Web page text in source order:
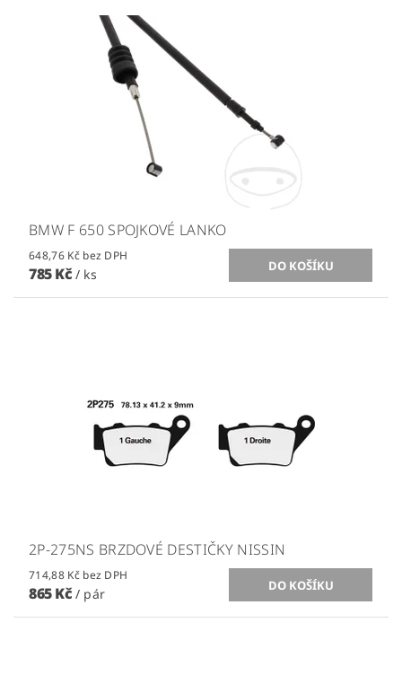
BMW F 650 SPOJKOVÉ LANKO
648,76 Kč bez DPH
785 Kč / ks
2P-275NS BRZDOVÉ DESTIČKY NISSIN
714,88 Kč bez DPH
865 Kč / pár